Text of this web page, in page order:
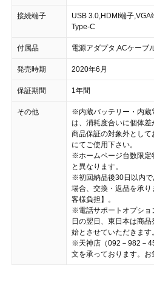
接続端子
USB 3.0,HDMI端子
Type-C
付属品 電源アダプタ,ACケーブ
発売時期 2020年6月
保証期間 1年間
その他
※内蔵バッテリー・内蔵
は、消耗度合いに個体差
商品保証の対象外とし
にてご使用下さい。
※ホームページ台数限定
と異なります。
※初回納品後30日以内
場合、交換・返品を承
客様負担】。
※電話サポートオプショ
日の翌日、東日本は商
始とさせていただきます。
※天神店（092－982－
文を承っております。お